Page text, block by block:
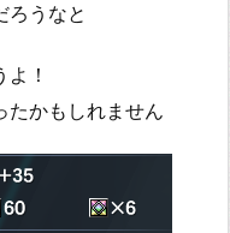
ろうなと
！
たかもしれません